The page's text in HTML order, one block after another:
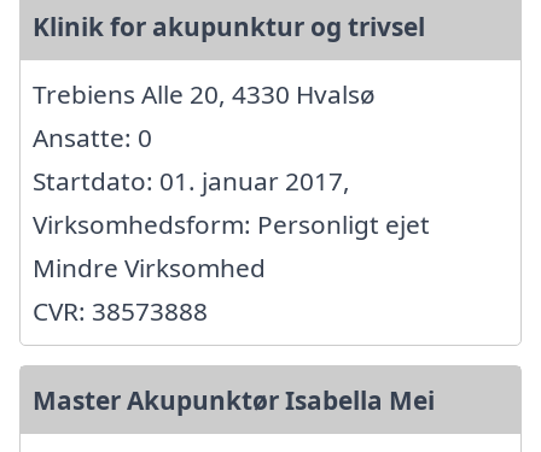
Klinik for akupunktur og trivsel
Trebiens Alle 20, 4330 Hvalsø
Ansatte: 0
Startdato: 01. januar 2017,
Virksomhedsform: Personligt ejet
Mindre Virksomhed
CVR: 38573888
Master Akupunktør Isabella Mei